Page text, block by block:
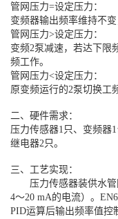
管网压力=设定压力：
变频器输出频率维持不
管网压力>设定压力：
变频2泵减速，若达下限
频工作。
管网压力<设定压力：
原变频运行的2泵切换工
二、硬件需求：
压力传感器1只、变频器
继电器2只。
三、工艺实现：
压力传感器装供水管
4～20 mA的电流）。
PID运算后输出频率值控